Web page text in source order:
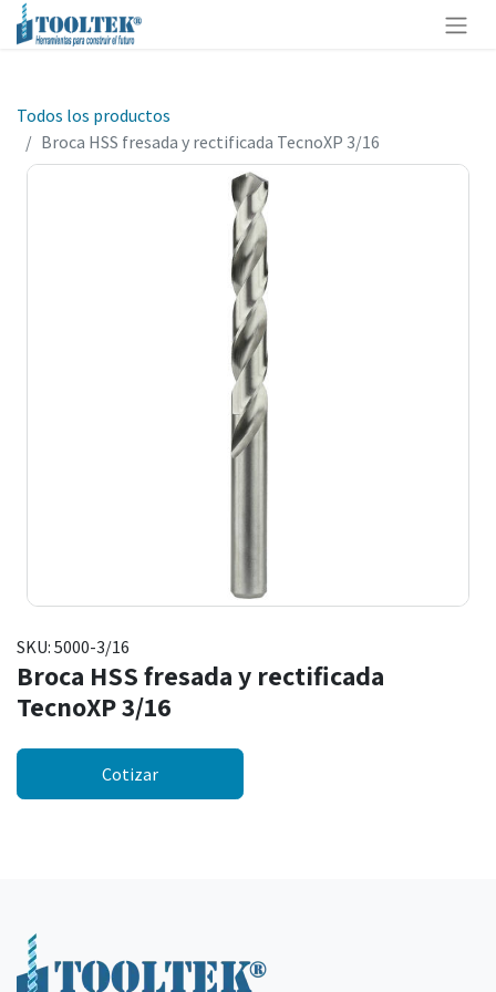
Todos los productos
Broca HSS fresada y rectificada TecnoXP 3/16
SKU: 5000-3/16
Broca HSS fresada y rectificada
TecnoXP 3/16
Cotizar